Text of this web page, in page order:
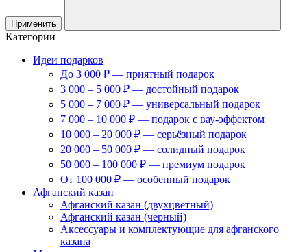
Применить
Категории
Идеи подарков
До 3 000 ₽ — приятный подарок
3 000 – 5 000 ₽ — достойный подарок
5 000 – 7 000 ₽ — универсальный подарок
7 000 – 10 000 ₽ — подарок с вау-эффектом
10 000 – 20 000 ₽ — серьёзный подарок
20 000 – 50 000 ₽ — солидный подарок
50 000 – 100 000 ₽ — премиум подарок
От 100 000 ₽ — особенный подарок
Афганский казан
Афганский казан (двухцветный)
Афганский казан (черный)
Аксессуары и комплектующие для афганского
казана